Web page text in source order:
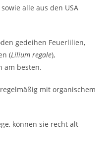
sowie alle aus den USA
gedeihen Feuerlilien,
(Lilium regale),
am besten.
mit organischem
können sie recht alt